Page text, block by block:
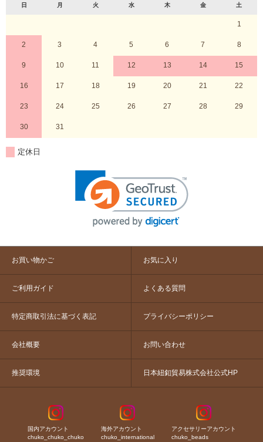
日 月 火 水 木 金 土
1
2 3 4 5 6 7 8
9 10 11 12 13 14 15
16 17 18 19 20 21 22
23 24 25 26 27 28 29
30 31
定休日
お買い物かご お気に入り
ご利用ガイド よくある質問
特定商取引法に基づく表記 プライバシーポリシー
会社概要 お問い合わせ
推奨環境 日本紐釦貿易株式会社公式HP
国内アカウント
chuko_chuko_chuko
海外アカウント
chuko_international
アクセサリーアカウント
chuko_beads